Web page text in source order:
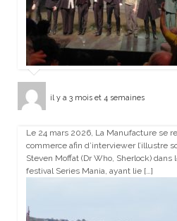
il y a 3 mois et 4 semaines
Le 24 mars 2026, La Manufacture se
commerce afin d’interviewer l’illustre
Steven Moffat (Dr Who, Sherlock)
festival Series Mania, ayant lie […]